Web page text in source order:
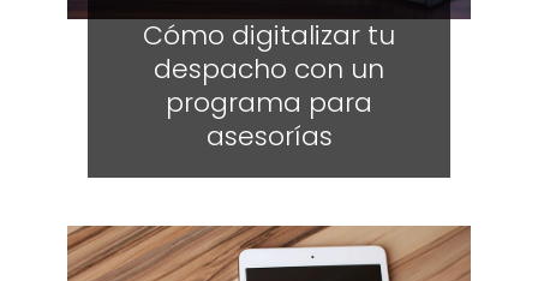
Cómo digitalizar tu
despacho con un
programa para
asesorías